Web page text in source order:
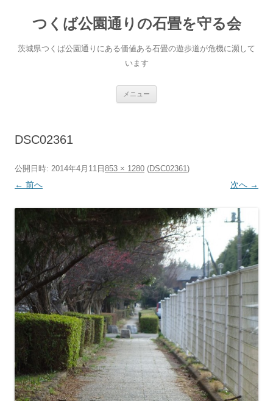
へ
ス
つくば公園通りの石畳を守る会
茨城県つくば公園通りにある価値ある石畳の遊歩道が危機に瀕して
います
メニュー
DSC02361
公開日時: 2014年4月11日 853 × 1280 (DSC02361)
← 前へ 次へ →